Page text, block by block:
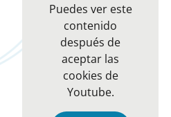
Puedes ver este
contenido
después de
aceptar las
cookies de
Youtube.